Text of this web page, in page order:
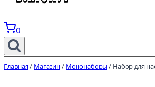
0
Главная/ Магазин/ Мононаборы / Набор для